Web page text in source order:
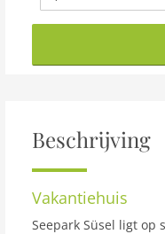
Beschrijving
Vakantiehuis
Seepark Süsel ligt op